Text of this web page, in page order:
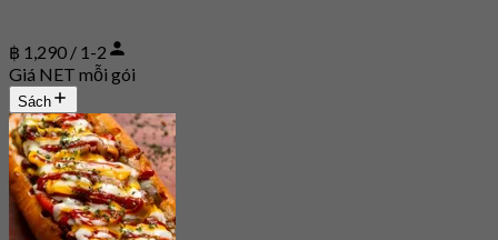
฿ 1,290 / 1-2
Giá NET mỗi gói
Sách